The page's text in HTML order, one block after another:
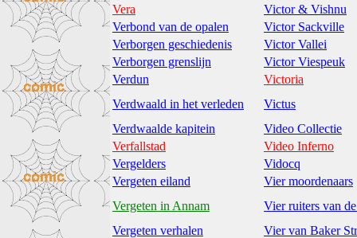
Vera
Victor & Vishnu
Verbond van de opalen
Victor Sackville
Verborgen geschiedenis
Victor Vallei
Verborgen grenslijn
Victor Viespeuk
Verdun
Victoria
Verdwaald in het verleden
Victus
Verdwaalde kapitein
Video Collectie
Verfallstad
Video Inferno
Vergelders
Vidocq
Vergeten eiland
Vier moordenaars
Vergeten in Annam
Vier ruiters van
Vergeten verhalen
Vier van Baker